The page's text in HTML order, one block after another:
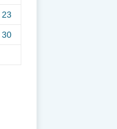
23
30